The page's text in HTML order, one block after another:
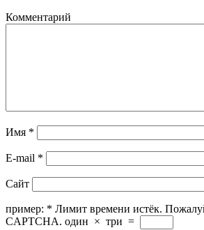
Комментарий
Имя *
E-mail *
Сайт
пример: * Лимит времени истёк.
CAPTCHA. один × три =